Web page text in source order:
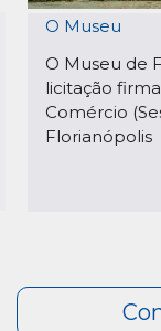
O Museu
O Museu de
licitação
Comércio
Florianópolis